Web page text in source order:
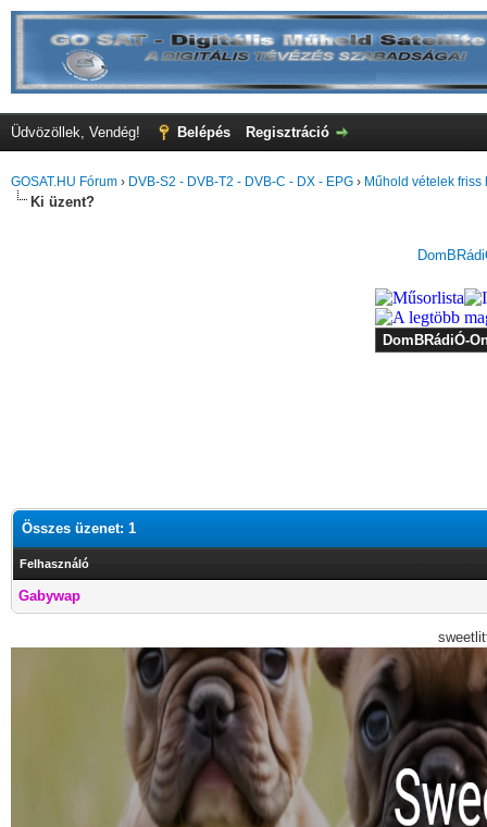
Üdvözöllek, Vendég! Belépés Regisztráció
GOSAT.HU Fórum › DVB-S2 - DVB-T2 - DVB-C - DX - EPG › Műhold vételek friss
Ki üzent?
Összes üzenet: 1
Felhasználó
Gabywap